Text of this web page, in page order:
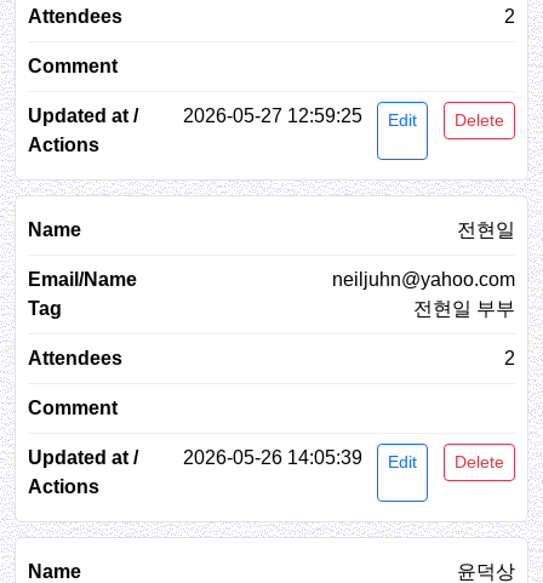
2
2026-05-27 12:59:25 Edit Delete
전현일
neiljuhn@yahoo.com
전현일 부부
2
2026-05-26 14:05:39 Edit Delete
윤덕상